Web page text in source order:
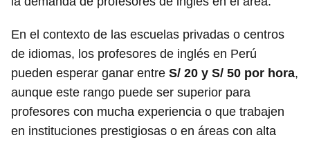
En el contexto de las escuelas privadas o centros
de idiomas, los profesores de inglés en Perú
pueden esperar ganar entre S/ 20 y S/ 50 por hora,
aunque este rango puede ser superior para
profesores con mucha experiencia o que trabajen
en instituciones prestigiosas o en áreas con alta